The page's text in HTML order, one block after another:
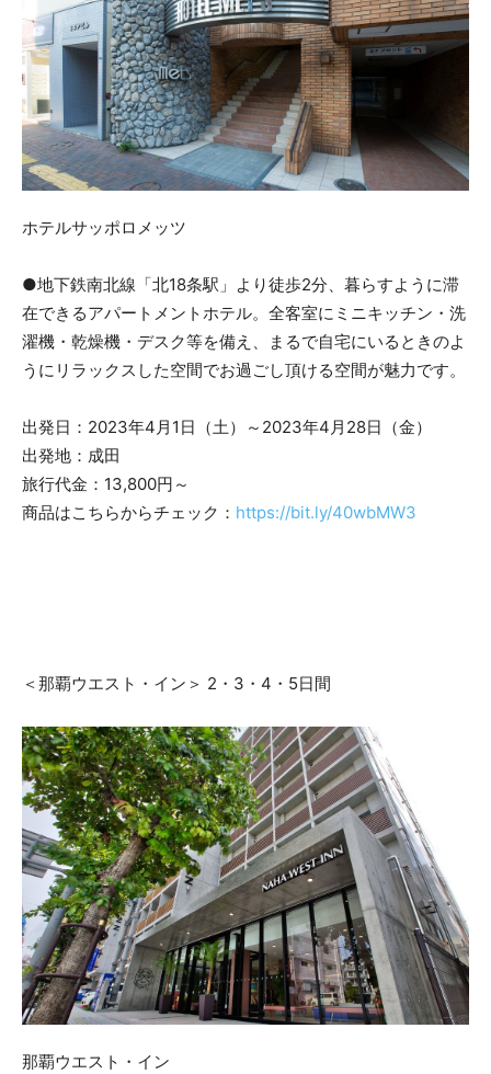
ホテルサッポロメッツ
●地下鉄南北線「北18条駅」より徒歩2分、暮らすように滞
在できるアパートメントホテル。全客室にミニキッチン・洗
濯機・乾燥機・デスク等を備え、まるで自宅にいるときのよ
うにリラックスした空間でお過ごし頂ける空間が魅力です。
出発日：2023年4月1日（土）～2023年4月28日（金）
出発地：成田
旅行代金：13,800円～
商品はこちらからチェック： https://bit.ly/40wbMW3
＜那覇ウエスト・イン＞ 2・3・4・5日間
那覇ウエスト・イン